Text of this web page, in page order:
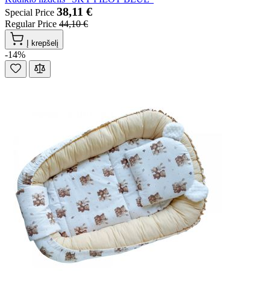
Special Price 38,11 €
Regular Price 44,10 €
Į krepšelį
-14%